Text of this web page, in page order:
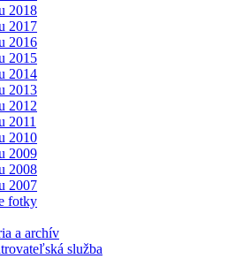
2018
2017
2016
2015
2014
2013
2012
2011
2010
2009
2008
2007
fotky
a archív
služba